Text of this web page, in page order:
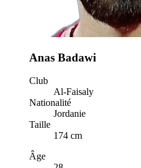
Anas Badawi
Club
Al-Faisaly
Nationalité
Jordanie
Taille
174 cm
Âge